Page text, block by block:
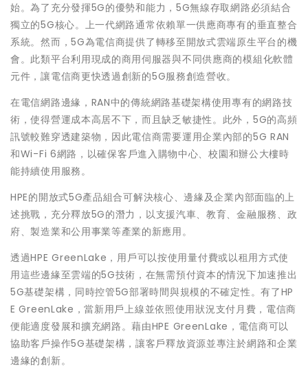
始。為了充分發揮5G的優勢和能力， 5G無線存取網路必須結合
獨立的5G核心。上一代網路通常依賴單一供應商專有的垂直整合
系統。然而，5G為電信商提供了轉移至開放式雲端原生平台的機
會。此類平台利用現成的商用伺服器與不同供應商的模組化軟體
元件，讓電信商更快透過創新的5G服務創造營收。
在電信網路邊緣， RAN中的傳統網路基礎架構使用專有的網路技
術，使得營運成本高居不下，而且缺乏敏捷性。此外， 5G的高頻
訊號較難穿透建築物，因此電信商需要運用企業內部的5G RAN
和Wi-Fi 6網路，以確保客戶進入購物中心、校園和辦公大樓時
能持續使用服務。
HPE的開放式5G產品組合可解決核心、邊緣及企業內部面臨的上
述挑戰，充分釋放5G的潛力，以支援汽車、教育、金融服務、政
府、製造業和公用事業等產業的新應用。
透過HPE GreenLake，用戶可以按使用量付費或以租用方式使
用這些邊緣至雲端的5G技術，在無需預付資本的情況下加速推出
5G基礎架構，同時控管5G部署時間與規模的不確定性。有了HP
E GreenLake，當新用戶上線並依照使用狀況支付月費，電信商
便能適度發展和擴充網路。藉由HPE GreenLake，電信商可以
協助客戶操作5G基礎架構，讓客戶釋放資源並專注於網路和企業
邊緣的創新。